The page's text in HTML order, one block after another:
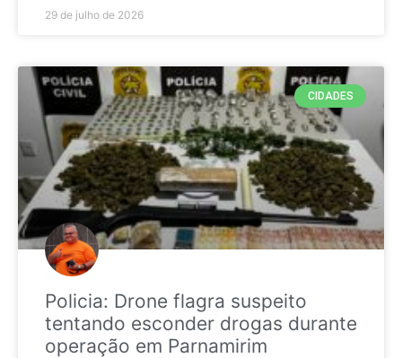
29 de julho de 2026
CIDADES
Policia: Drone flagra suspeito
tentando esconder drogas durante
operação em Parnamirim